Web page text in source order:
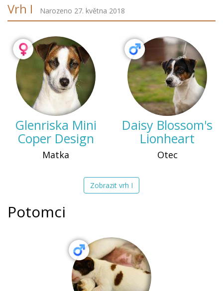
Vrh I Narozeno 27. května 2018
Glenriska Mini
Coper Design
Matka
Daisy Blossom's
Lionheart
Otec
Zobrazit vrh I
Potomci